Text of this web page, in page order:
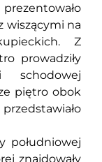
wiszącymi na
Z
prowadziły
piętro obok
południowej
znajdowały